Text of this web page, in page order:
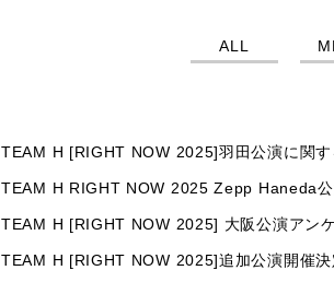
ALL
TEAM H [RIGHT NOW 2025]羽田公演に関す
TEAM H RIGHT NOW 2025 Zepp Haneda公
TEAM H [RIGHT NOW 2025] 大阪公演アン
TEAM H [RIGHT NOW 2025]追加公演開催決